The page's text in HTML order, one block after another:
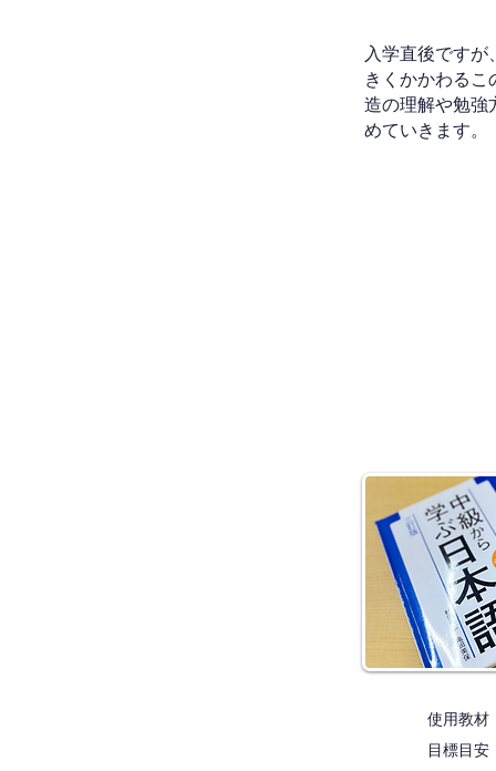
入学直後です
きくかかわる
造の理解や勉強
めていきます。
使用教材
目標目安